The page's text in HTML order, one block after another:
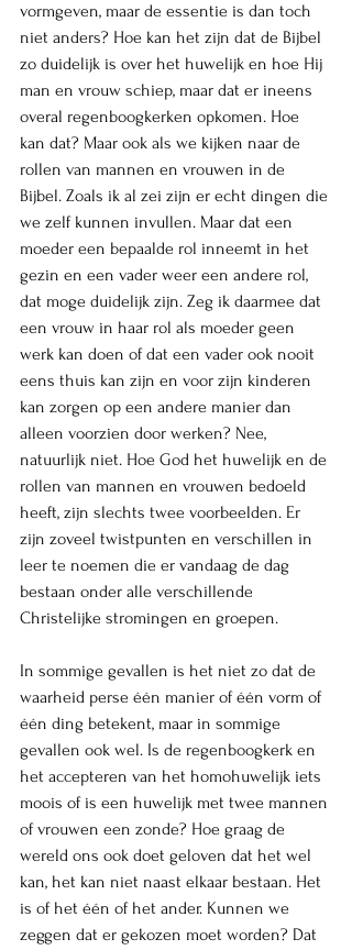
vormgeven, maar de essentie is dan toch
niet anders? Hoe kan het zijn dat de Bijbel
zo duidelijk is over het huwelijk en hoe Hij
man en vrouw schiep, maar dat er ineens
overal regenboogkerken opkomen. Hoe
kan dat? Maar ook als we kijken naar de
rollen van mannen en vrouwen in de
Bijbel. Zoals ik al zei zijn er echt dingen die
we zelf kunnen invullen. Maar dat een
moeder een bepaalde rol inneemt in het
gezin en een vader weer een andere rol,
dat moge duidelijk zijn. Zeg ik daarmee dat
een vrouw in haar rol als moeder geen
werk kan doen of dat een vader ook nooit
eens thuis kan zijn en voor zijn kinderen
kan zorgen op een andere manier dan
alleen voorzien door werken? Nee,
natuurlijk niet. Hoe God het huwelijk en de
rollen van mannen en vrouwen bedoeld
heeft, zijn slechts twee voorbeelden. Er
zijn zoveel twistpunten en verschillen in
leer te noemen die er vandaag de dag
bestaan onder alle verschillende
Christelijke stromingen en groepen.
In sommige gevallen is het niet zo dat de
waarheid perse één manier of één vorm of
één ding betekent, maar in sommige
gevallen ook wel. Is de regenboogkerk en
het accepteren van het homohuwelijk iets
moois of is een huwelijk met twee mannen
of vrouwen een zonde? Hoe graag de
wereld ons ook doet geloven dat het wel
kan, het kan niet naast elkaar bestaan. Het
is of het één of het ander. Kunnen we
zeggen dat er gekozen moet worden? Dat